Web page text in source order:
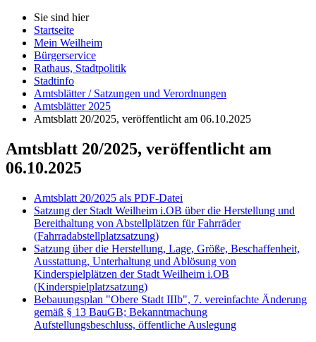
Sie sind hier
Startseite
Mein Weilheim
Bürgerservice
Rathaus, Stadtpolitik
Stadtinfo
Amtsblätter / Satzungen und Verordnungen
Amtsblätter 2025
Amtsblatt 20/2025, veröffentlicht am 06.10.2025
Amtsblatt 20/2025, veröffentlicht am
06.10.2025
Amtsblatt 20/2025 als PDF-Datei
Satzung der Stadt Weilheim i.OB über die Herstellung und
Bereithaltung von Abstellplätzen für Fahrräder
(Fahrradabstellplatzsatzung)
Satzung über die Herstellung, Lage, Größe, Beschaffenheit,
Ausstattung, Unterhaltung und Ablösung von
Kinderspielplätzen der Stadt Weilheim i.OB
(Kinderspielplatzsatzung)
Bebauungsplan "Obere Stadt IIIb", 7. vereinfachte Änderung
gemäß § 13 BauGB; Bekanntmachung
Aufstellungsbeschluss, öffentliche Auslegung